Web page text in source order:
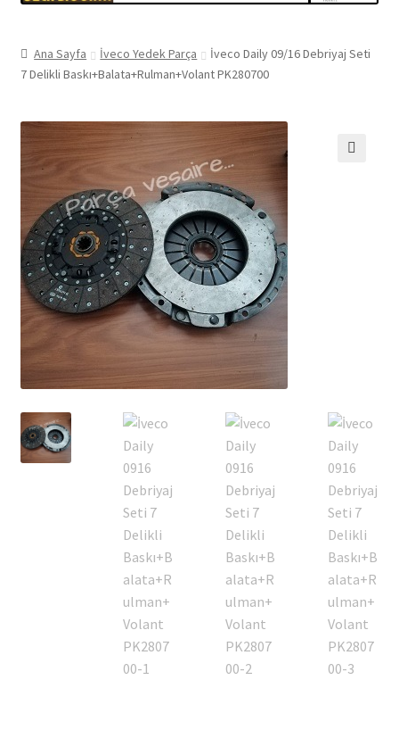
Ana Sayfa İveco Yedek Parça
İveco Daily 09/16 Debriyaj Seti
7 Delikli Baskı+Balata+Rulman+Volant PK280700